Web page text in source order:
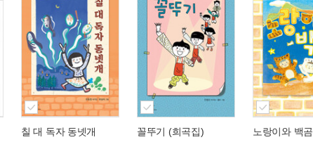
칠 대 독자 동넷개 꼴뚜기 (희곡집) 노랑이와 백곰